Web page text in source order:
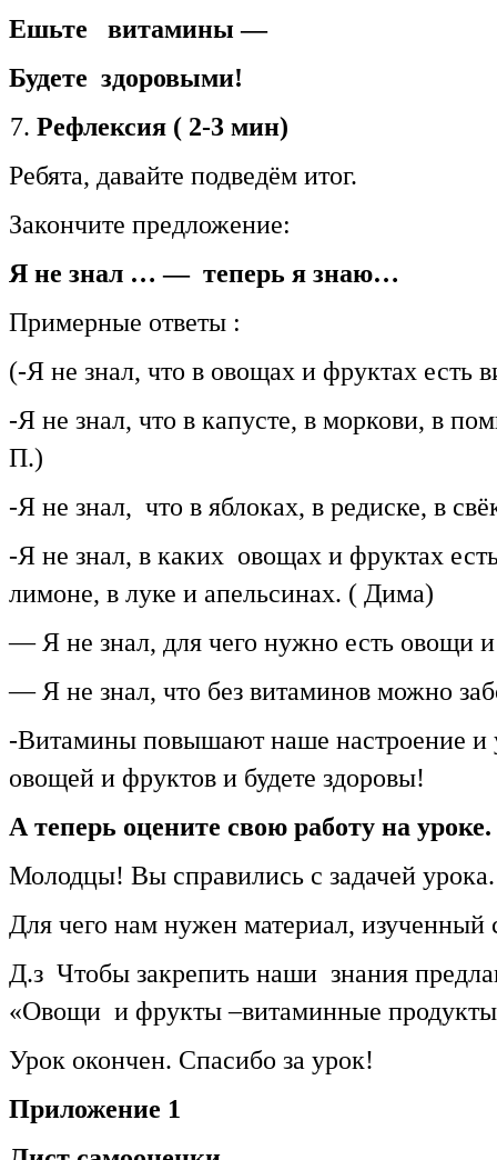
Ешьте витамины —
Будете здоровыми!
Рефлексия ( 2-3 мин)
Ребята, давайте подведём итог.
Закончите предложение:
Я не знал … — теперь я знаю…
Примерные ответы :
(-Я не знал, что в овощах и фруктах
-Я не знал, что в капусте, в моркови, в
П.)
-Я не знал, что в яблоках, в редиске, в
-Я не знал, в каких овощах и фруктах
лимоне, в луке и апельсинах. ( Дима)
— Я не знал, для чего нужно есть овощи
— Я не знал, что без витаминов можно
-Витамины повышают наше настроение и
овощей и фруктов и будете здоровы!
А теперь оцените свою работу на
Молодцы! Вы справились с задачей урока.
Для чего нам нужен материал, изученный
Д.з Чтобы закрепить наши знания
«Овощи и фрукты –витаминные
Урок окончен. Спасибо за урок!
Приложение 1